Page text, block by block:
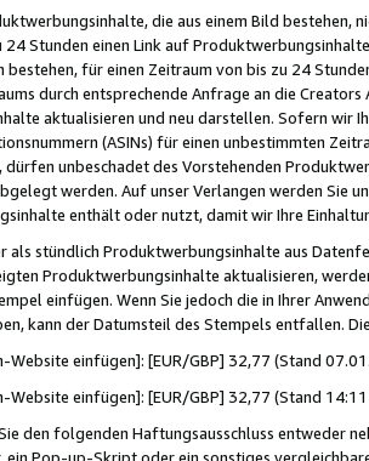
die aus einem Bild bestehen,
24 Stunden einen Link auf
bestehen, für einen Zeitraum von bis zu 24
durch entsprechende Anfrage an die
aktualisieren und neu darstellen. Sofern wir
(ASINs) für einen unbestimmten
dürfen unbeschadet des Vorstehenden
werden. Auf unser Verlangen werden Sie
enthält oder nutzt, damit wir Ihre
als stündlich Produktwerbungsinhalte aus
Produktwerbungsinhalte aktualisieren,
einfügen. Wenn Sie jedoch die in Ihrer
kann der Datumsteil des Stempels entfallen.
Website einfügen]: [EUR/GBP] 32,77 (Stand
Website einfügen]: [EUR/GBP] 32,77 (Stand
den folgenden Haftungsausschluss entweder
ein Pop-up-Skript oder ein sonstiges